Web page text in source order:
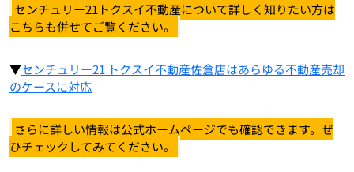
センチュリー21トクスイ不動産について詳しく知りたい方は
こちらも併せてご覧ください。
▼センチュリー21 トクスイ不動産佐倉店はあらゆる不動産売却
のケースに対応
さらに詳しい情報は公式ホームページでも確認できます。ぜ
ひチェックしてみてください。